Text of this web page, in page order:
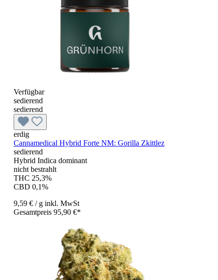
Verfügbar
sedierend
sedierend
erdig
Cannamedical Hybrid Forte NM: Gorilla Zkittlez
sedierend
Hybrid Indica dominant
nicht bestrahlt
THC 25,3%
CBD 0,1%
9,59 € / g inkl. MwSt
Gesamtpreis 95,90 €*